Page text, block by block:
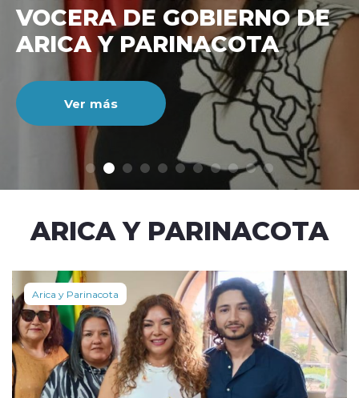
modo claro
VOCERA DE GOBIERNO DE
ARICA Y PARINACOTA
Ver más
ARICA Y PARINACOTA
Arica y Parinacota